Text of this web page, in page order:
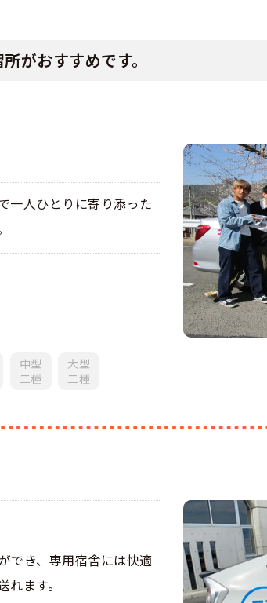
がおすすめです。
一人ひとりに寄り添った
中型
二種
大型
二種
でき、専用宿舎には快適
ます。